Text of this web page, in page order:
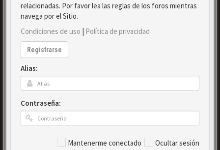
relacionadas. Por favor lea las reglas de los foros mientras
navega por el Sitio.
Condiciones de uso | Política de privacidad
Registrarse
Alias:
Contraseña:
Mantenerme conectado Ocultar sesión